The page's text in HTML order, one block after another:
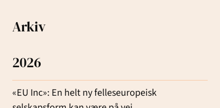
Arkiv
2026
«EU Inc»: En helt ny felleseuropeisk